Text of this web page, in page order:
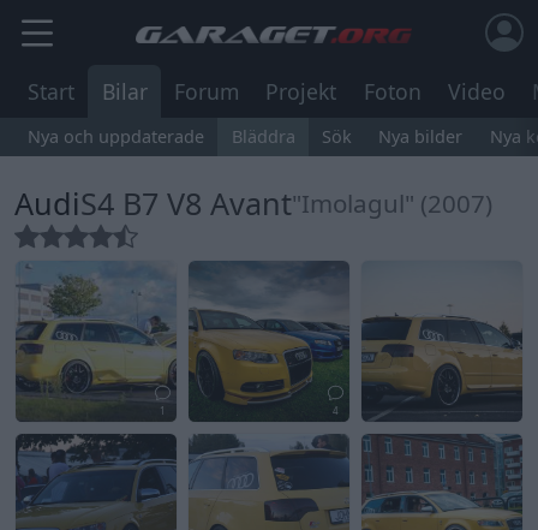
Start Bilar Forum Projekt Foton Video
Nya och uppdaterade Bläddra Sök Nya bilder Nya
AudiS4 B7 V8 Avant"Imolagul" (2007)
1 4